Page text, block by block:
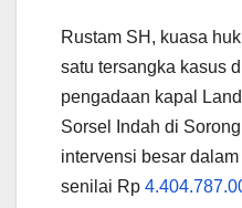
Rustam SH, kuasa
satu tersangka kasus
pengadaan kapal
Sorsel Indah di
intervensi besar
senilai Rp